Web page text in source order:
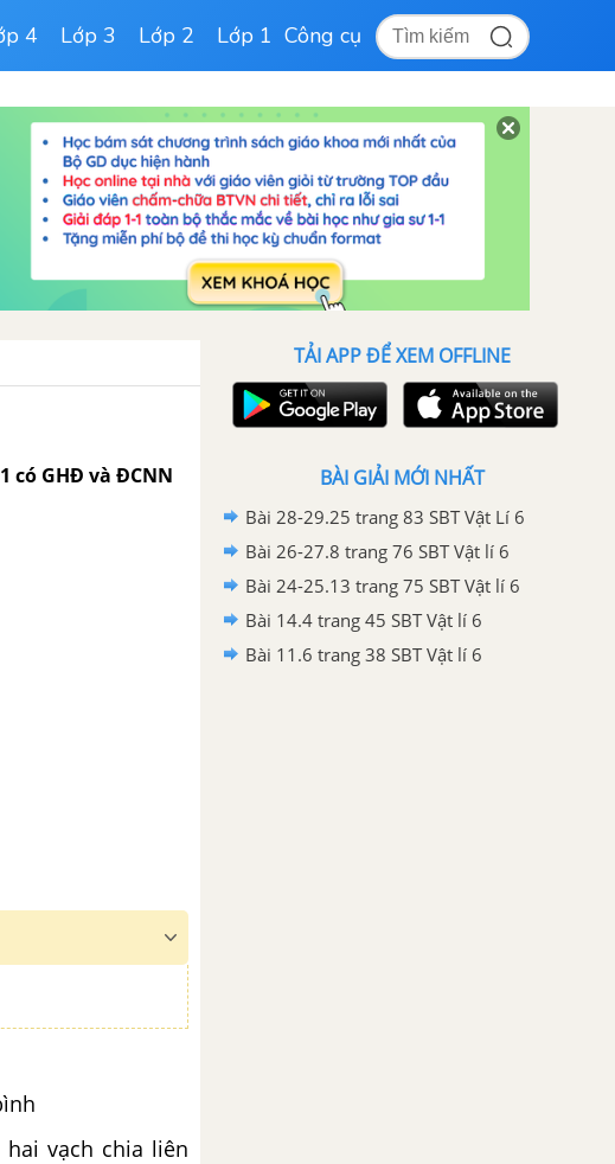
4 Lớp 3 Lớp 2 Lớp 1 Công cụ
có GHĐ và ĐCNN
vạch chia liên
TẢI APP ĐỂ XEM OFFLINE
BÀI GIẢI MỚI NHẤT
Bài 28-29.25 trang 83 SBT Vật Lí 6
Bài 26-27.8 trang 76 SBT Vật lí 6
Bài 24-25.13 trang 75 SBT Vật lí 6
Bài 14.4 trang 45 SBT Vật lí 6
Bài 11.6 trang 38 SBT Vật lí 6